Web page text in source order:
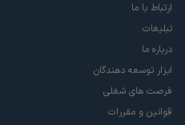
ارتباط با ما
تبلیغات
درباره ما
ابزار توسعه دهندگان
فرصت های شغلی
قوانین و مقررات